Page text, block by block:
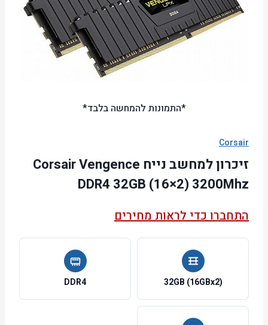
*התמונות להמחשה בלבד*
Corsair
זיכרון למחשב נייח Corsair Vengence
DDR4 32GB (16×2) 3200Mhz
התחברו כדי לראות מחירים
32GB (16GBx2)
DDR4